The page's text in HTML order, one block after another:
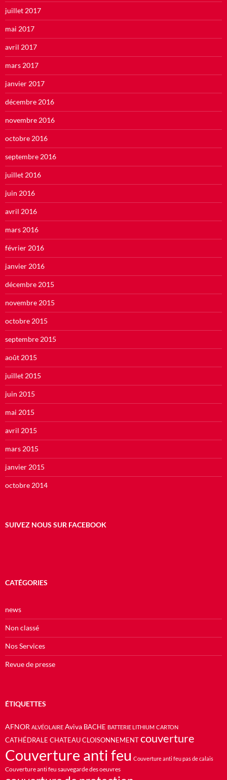
juillet 2017
mai 2017
avril 2017
mars 2017
janvier 2017
décembre 2016
novembre 2016
octobre 2016
septembre 2016
juillet 2016
juin 2016
avril 2016
mars 2016
février 2016
janvier 2016
décembre 2015
novembre 2015
octobre 2015
septembre 2015
août 2015
juillet 2015
juin 2015
mai 2015
avril 2015
mars 2015
janvier 2015
octobre 2014
SUIVEZ NOUS SUR FACEBOOK
CATÉGORIES
news
Non classé
Nos Services
Revue de presse
ÉTIQUETTES
AFNOR ALVÉOLAIRE Aviva BACHE BATTERIE LITHIUM CARTON
CATHÉDRALE CHATEAU CLOISONNEMENT couverture
Couverture anti feu Couverture anti feu pas de calais
Couverture anti feu sauvegarde des oeuvres